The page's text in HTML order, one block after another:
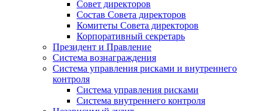
Совет директоров
Состав Совета директоров
Комитеты Совета директоров
Корпоративный секретарь
Президент и Правление
Система вознаграждения
Система управления рисками и внутреннего
контроля
Система управления рисками
Система внутреннего контроля